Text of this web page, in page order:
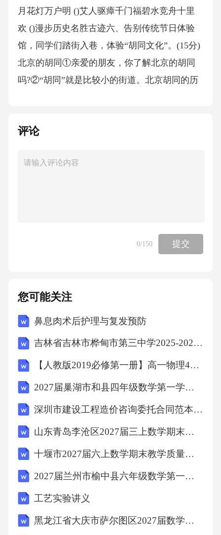
月花灯万户明 ()艾人驱瘴千门福碧水竞舟十里
欢 ()漫步历史名胜古迹六、告别传统节日体验
馆，同学们踏街入巷，体验“胡同文化”。(15分)
北京的胡同①亲爱的朋友，你了解北京的胡同
吗?②“胡同”就是比较小的街道。北京胡同的历
的胡同三千六，没名的胡同赛牛毛”。③北京的
因为它一头宽，一头窄，形状像极了一个大喇
义，这条胡同原来就是主要做卖米生意的。这
些胡同名字的由来多有趣呀！④北京的胡同千
同是一尺大街，只有25米，成人走四十几步就
到头了。最宽的胡同是灵境胡同，最宽处达到3
2.18米，能并排停下十几辆汽车。最窄的胡同是
侧身通过了。⑤北京的胡同还有着浓厚的文化
气息。被北京人叫作大栅(shí)栏(làn)儿的胡同汇
集了同仁堂、张一元等京城老字号，在那里可
以买到正宗的老北京特产。南锣鼓巷是当下最
馆、商店。什刹海胡同是最有历史文化的胡
同，有恭王府、醇亲王府等四十余处文物保护
单位，到了那里会有一种“穿越”的感觉。⑥北京
的胡同不仅趣味十足，更蕴含着北京城悠久的
历史文化。它就是一座民俗风情博物馆，那里
评论
0/150 提交
您可能关注
鼻息肉术后护理与复发预防
吉林省吉林市桦甸市第三中学2025-2026学年第二学期八年级期末英语试题（文字版含答案）
【人教版2019必修第一册】高一物理4自由落体运动（教学设计）教案
2027届巢湖市和县四年级数学第一学期期末检测模拟试题含解析
深圳市建设工程造价咨询委托合同范本(范本)
山东青岛李沧区2027届三上数学期末复习检测试题含解析
十堰市2027届六上数学期末教学质量检测试题含解析
2027届兰州市榆中县六年级数学第一学期期末学业水平测试试题含解析
工艺实验讲义
黑龙江省大庆市萨尔图区2027届数学六年级第一学期期末质量检测试题含解析